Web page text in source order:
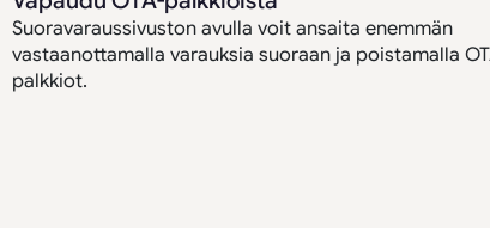
Suoravaraussivuston avulla voit ansaita enemmän
vastaanottamalla varauksia suoraan ja poistamalla
palkkiot.